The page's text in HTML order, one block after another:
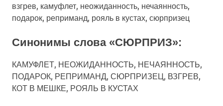
взгрев, камуфлет, неожиданность, нечаянность,
подарок, реприманд, рояль в кустах, сюрпризец
Синонимы слова «СЮРПРИЗ»:
КАМУФЛЕТ, НЕОЖИДАННОСТЬ, НЕЧАЯННОСТЬ,
ПОДАРОК, РЕПРИМАНД, СЮРПРИЗЕЦ, ВЗГРЕВ,
КОТ В МЕШКЕ, РОЯЛЬ В КУСТАХ